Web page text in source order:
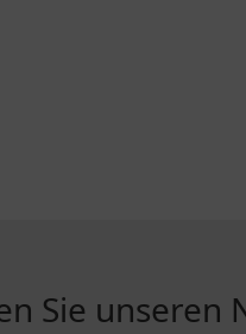
Sie unseren